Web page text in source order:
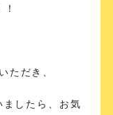
ただき、
したら、お気